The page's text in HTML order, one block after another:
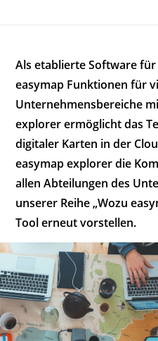
Als etablierte Software
easymap Funktionen für
Unternehmensbereiche
explorer ermöglicht das
digitaler Karten in der
easymap explorer die
allen Abteilungen des
unserer Reihe „Wozu
Tool erneut vorstellen.